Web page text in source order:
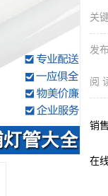
关
发
阅
销
在